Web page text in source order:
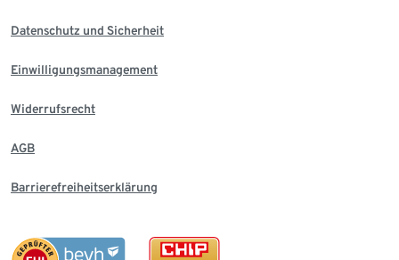
Datenschutz und Sicherheit
Einwilligungsmanagement
Widerrufsrecht
AGB
Barrierefreiheitserklärung